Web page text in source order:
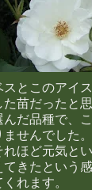
とこのアイ
苗だったと
だ品種で、
せんでした。
ほど元気とい
きたという
れます。